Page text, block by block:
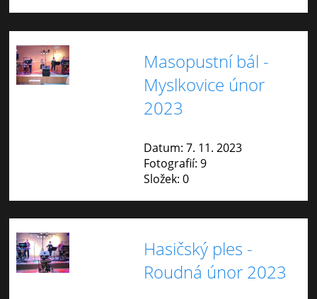
Masopustní bál -
Myslkovice únor
2023
Datum: 7. 11. 2023
Fotografií: 9
Složek: 0
Hasičský ples -
Roudná únor 2023